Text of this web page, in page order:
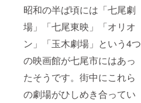
昭和の半ば頃には「七尾劇
場」「七尾東映」「オリオ
ン」「玉木劇場」という4つ
の映画館が七尾市にはあっ
たそうです。街中にこれら
の劇場がひしめき合ってい